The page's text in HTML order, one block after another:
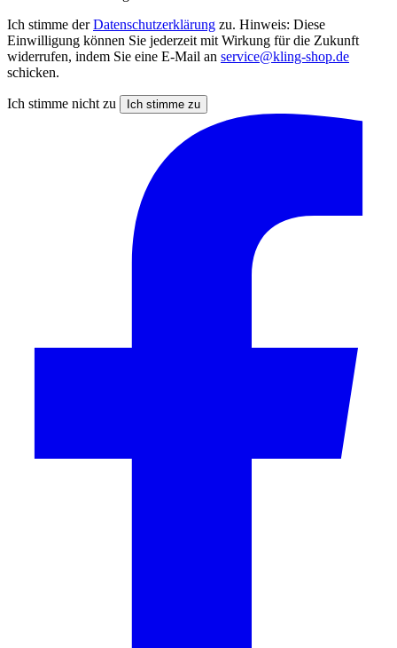
Ich stimme derDatenschutzerklärung zu. Hinweis: Diese
Einwilligung können Sie jederzeit mit Wirkung für die Zukunft
widerrufen, indem Sie eine E-Mail an service@kling-shop.de
schicken.
Ich stimme nicht zu Ich stimme zu